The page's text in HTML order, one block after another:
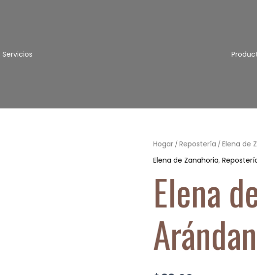
Servicios
Hogar /Repostería /Elena de
Elena de Zanahoria,
Elena
Elena
de
y
Arándanos
Cantidad